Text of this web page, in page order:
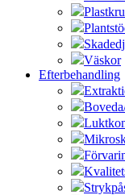
Väskor
Efterbehandling